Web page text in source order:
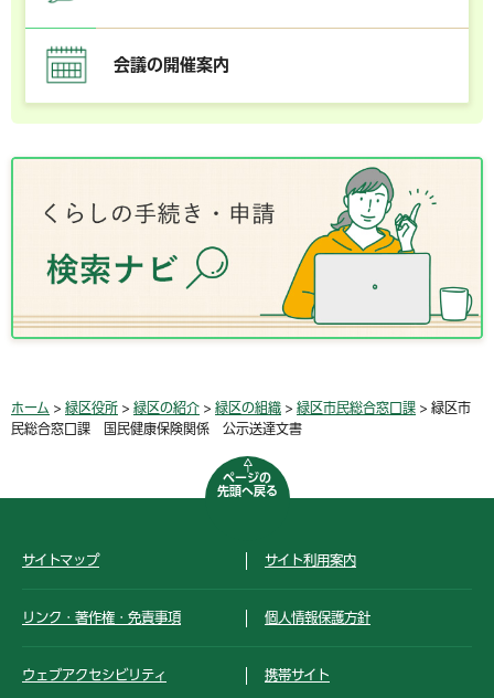
会議の開催案内
ホーム > 緑区役所 > 緑区の紹介 > 緑区の組織 > 緑区市民総合窓口課 > 緑区市
民総合窓口課 国民健康保険関係 公示送達文書
ページの
先頭へ戻る
サイトマップ サイト利用案内
リンク・著作権・免責事項 個人情報保護方針
ウェブアクセシビリティ 携帯サイト